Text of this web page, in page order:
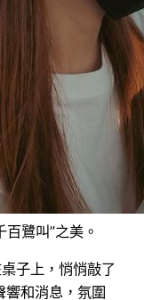
鷺叫”之美。
子上，悄悄敲了
響和消息，氛圍